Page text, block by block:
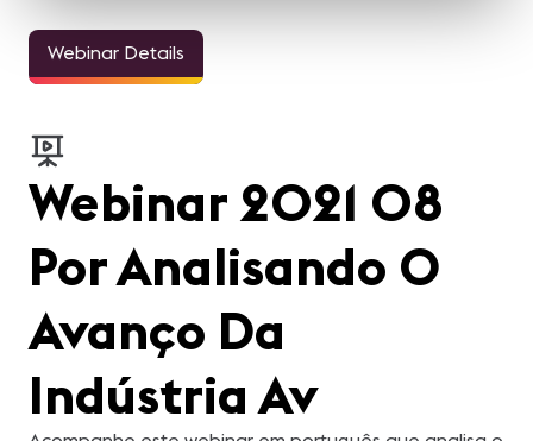
Webinar Details
Webinar 2021 08
Por Analisando O
Avanço Da
Indústria Av